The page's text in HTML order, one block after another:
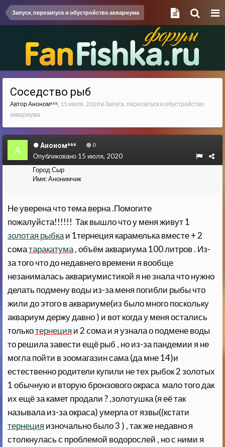
Запуск, перезапуск и обустройство аквариума
Соседство рыб
АвторАноном⁶⁶⁶, 15 июля, 2020 вЗапуск, перезапуск и обустройство
аквариума
Аноном⁶⁶⁶ 0
Город Сыр
Имя:Анонимчик
Опубликовано 15 июля, 2020
Не уверена что тема верна .Помогите
пожалуйста!!!!!! Так вышло что у меня живут 1
золотая рыбкаи 1тернеция карамелька вместе + 2
соматаракатума, объём аквариума 100 литров . Из-
за того что до недавнего времени я вообще
незанималась аквариумистикой я не знала что нужно
делать подмену воды из-за меня погибли рыбы что
жили до этого в аквариуме(из было много поскольку
аквариум держу давно ) и вот когда у меня остались
толькотернеция и 2 сома и я узнала о подмене воды
то решила завести ещё рыб , но из-за пандемии я не
могла пойти в зоомагазин сама (да мне 14)и
естественно родители купили не тех рыбок 2 золотых
1 обычную и вторую бронзового окраса мало того дак
их ещё за камет продали ? ,золотушка (я её так
называла из-за окраса) умерла от язвы((кстати
тернеция изночально было 3 ) , так же недавно я
столкнулась с проблемой водорослей , но с ними я